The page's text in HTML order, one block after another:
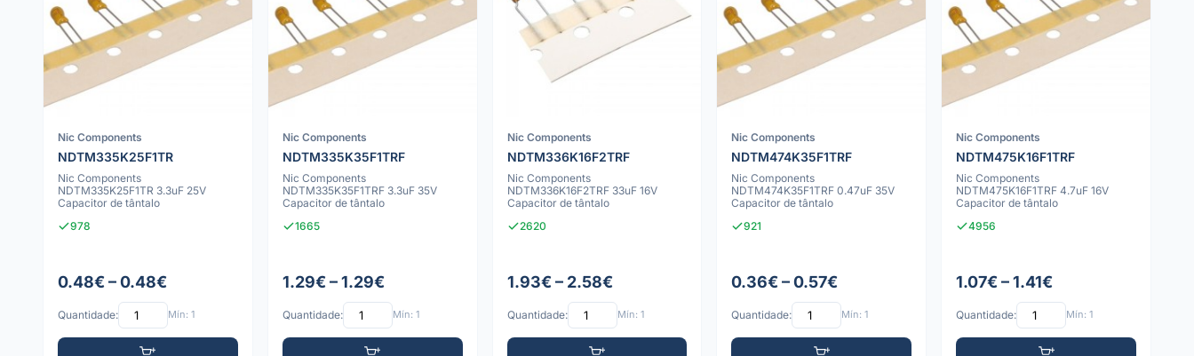
Nic Components
NDTM335K25F1TR
Nic Components
NDTM335K25F1TR 3.3uF 25V
Capacitor de tântalo
978
0.48€ – 0.48€
Quantidade: Mín: 1
Nic Components
NDTM335K35F1TRF
Nic Components
NDTM335K35F1TRF 3.3uF 35V
Capacitor de tântalo
1665
1.29€ – 1.29€
Quantidade: Mín: 1
Nic Components
NDTM336K16F2TRF
Nic Components
NDTM336K16F2TRF 33uF 16V
Capacitor de tântalo
2620
1.93€ – 2.58€
Quantidade: Mín: 1
Nic Components
NDTM474K35F1TRF
Nic Components
NDTM474K35F1TRF 0.47uF 35V
Capacitor de tântalo
921
0.36€ – 0.57€
Quantidade: Mín: 1
Nic Components
NDTM475K16F1TRF
Nic Components
NDTM475K16F1TRF 4.7uF 16V
Capacitor de tântalo
4956
1.07€ – 1.41€
Quantidade: Mín: 1